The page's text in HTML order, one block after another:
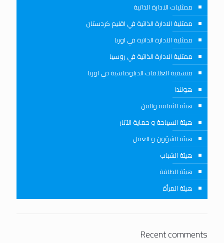
ممثليات الادارة الذاتية
ممثلية الادارة الذاتية في اقليم كردستان
ممثلية الادارة الذاتية في اوربا
ممثلية الادارة الذاتية في روسيا
منسقية العلاقات الدبلوماسية في اوربا
هولندا
هيئة الثقافة والفن
هيئة السياحة و حماية الآثار
هيئة الشؤون و العمل
هيئة الشباب
هيئة الطاقة
هيئة المرأة
Recent comments